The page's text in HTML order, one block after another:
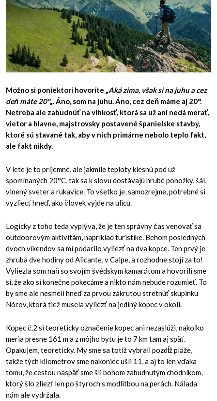
Možno si poniektorí hovoríte „Aká zima, však si na juhu a cez
deň máte 20°„. Áno, som na juhu. Áno, cez deň máme aj 20°.
Netreba ale zabudnúť na vlhkosť, ktorá sa už ani nedá merať,
vietor a hlavne, majstrovsky postavené španielske stavby,
ktoré sú stavané tak, aby v nich primárne nebolo teplo fakt,
ale fakt nikdy.
V lete je to príjemné, ale jakmile teploty klesnú pod už
spomínaných 20°C, tak sa k slovu dostávajú hrubé ponožky, šál,
vlnený sveter a rukavice. To všetko je, samozrejme, potrebné si
vyzliecť hneď, ako človek vyjde na ulicu.
Logicky z toho teda vyplýva, že je ten správny čas venovať sa
outdoorovým aktivitám, napríklad turistike. Behom posledných
dvoch víkendov sa mi podarilo vyliezť na dva kopce. Ten prvý je
zhruba dve hodiny od Alicante, v Calpe, a rozhodne stojí za to!
Vyliezla som naň so svojím švédskym kamarátom a hovorili sme
si, že ako si konečne pokecáme a nikto nám nebude rozumieť. To
by sme ale nesmeli hneď za prvou zákrutou stretnúť skupinku
Nórov, ktorá tiež musela vyliezť na jediný kopec v okolí.
Kopec č.2 si teoreticky označenie kopec ani nezaslúži, nakoľko
meria presne 161 m a z môjho bytu je to 7 km tam aj späť.
Opakujem, teoreticky. My sme sa totiž vybrali pozdĺž pláže,
takže tých kilometrov sme nakoniec ušli 11, a aj to len vďaka
tomu, že cestou naspäť sme šli bohom zabudnutým chodníkom,
ktorý šlo zliezť len po štyroch s modlitbou na perách. Nálada
nám ale vydržala.